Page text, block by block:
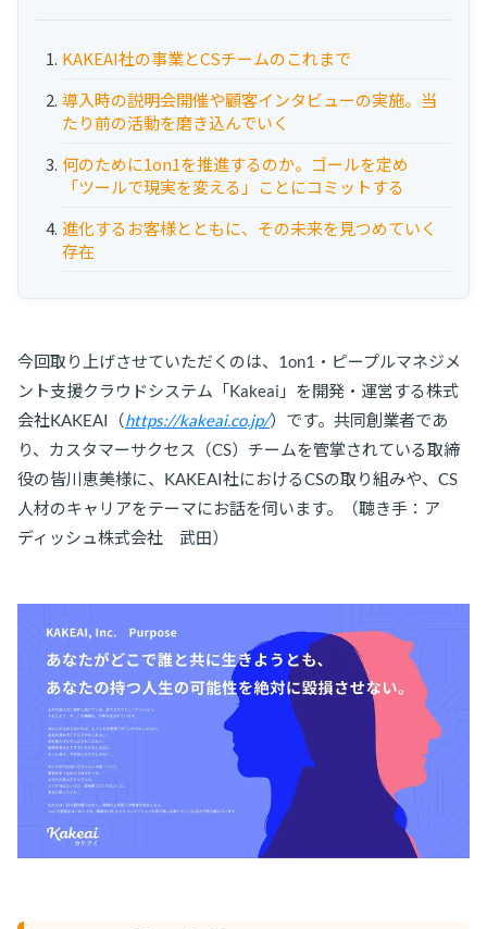
お役立ち資料
事例
メルマガ登録
KAKEAI社の事業とCSチームのこれまで
導入時の説明会開催や顧客インタビューの実施。当
たり前の活動を磨き込んでいく
何のために1on1を推進するのか。ゴールを定め
「ツールで現実を変える」ことにコミットする
進化するお客様とともに、その未来を見つめていく
存在
今回取り上げさせていただくのは、1on1・ピープルマネジメ
ント支援クラウドシステム「Kakeai」を開発・運営する株式
会社KAKEAI（https://kakeai.co.jp/）です。共同創業者であ
り、カスタマーサクセス（CS）チームを管掌されている取締
役の皆川恵美様に、KAKEAI社におけるCSの取り組みや、CS
人材のキャリアをテーマにお話を伺います。（聴き手：ア
ディッシュ株式会社 武田）